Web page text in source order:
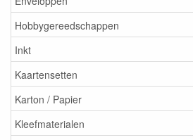
Hobbygereedschappen
Inkt
Kaartensetten
Karton / Papier
Kleefmaterialen